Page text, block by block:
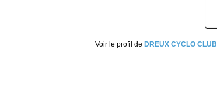
Voir le profil de DREUX CYCLO CLUB